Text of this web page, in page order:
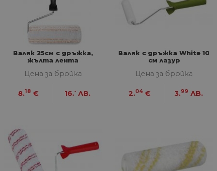
Валяк 25см с дръжка,
жълта лента
Цена за бройка
8.18 € 16.- ЛВ.
Валяк с дръжка White 10
см лазур
Цена за бройка
2.04 € 3.99 ЛВ.